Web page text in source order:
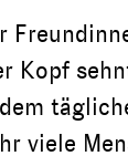
Kopf
viele